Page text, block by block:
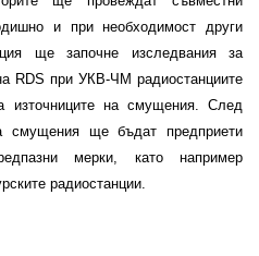
и при необходимост други
ще започне изследвания за
RDS при УКВ-ЧМ радиостанциите
източниците на смущения. След
смущения ще бъдат предприети
мерки, като например
радиостанции.